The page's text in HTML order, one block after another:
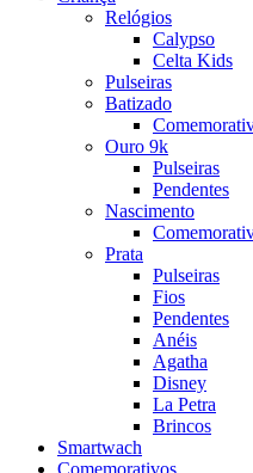
Relógios
Calypso
Celta Kids
Pulseiras
Batizado
Ouro 9k
Pulseiras
Pendentes
Nascimento
Prata
Pulseiras
Fios
Pendentes
Anéis
Agatha
Disney
La Petra
Brincos
Smartwach
Comemorativos